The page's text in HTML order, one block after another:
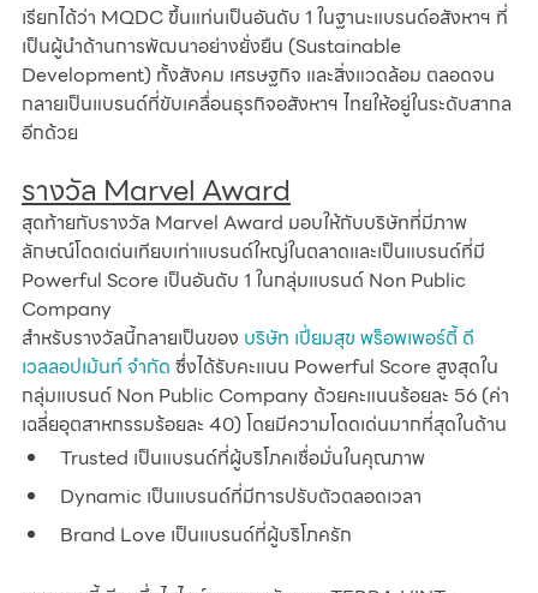
เรียกได้ว่า MQDC ขึ้นแท่นเป็นอันดับ 1 ในฐานะแบรนด์อสังหาฯ ที่
เป็นผู้นำด้านการพัฒนาอย่างยั่งยืน (Sustainable
Development) ทั้งสังคม เศรษฐกิจ และสิ่งแวดล้อม ตลอดจน
กลายเป็นแบรนด์ที่ขับเคลื่อนธุรกิจอสังหาฯ ไทยให้อยู่ในระดับสากล
อีกด้วย
รางวัล Marvel Award
สุดท้ายกับรางวัล Marvel Award มอบให้กับบริษัทที่มีภาพ
ลักษณ์โดดเด่นเทียบเท่าแบรนด์ใหญ่ในตลาดและเป็นแบรนด์ที่มี
Powerful Score เป็นอันดับ 1 ในกลุ่มแบรนด์ Non Public
Company
สำหรับรางวัลนี้กลายเป็นของ บริษัท เปี่ยมสุข พร็อพเพอร์ตี้ ดี
เวลลอปเม้นท์ จำกัด ซึ่งได้รับคะแนน Powerful Score สูงสุดใน
กลุ่มแบรนด์ Non Public Company ด้วยคะแนนร้อยละ 56 (ค่า
เฉลี่ยอุตสาหกรรมร้อยละ 40) โดยมีความโดดเด่นมากที่สุดในด้าน
Trusted เป็นแบรนด์ที่ผู้บริโภคเชื่อมั่นในคุณภาพ
Dynamic เป็นแบรนด์ที่มีการปรับตัวตลอดเวลา
Brand Love เป็นแบรนด์ที่ผู้บริโภครัก